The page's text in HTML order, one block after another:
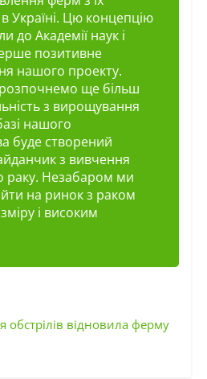
Україні. Цю концепцію
до Академії наук і
позитивне
нашого проекту.
ще більш
з вирощування
нашого
буде створений
з вивчення
раку. Незабаром ми
на ринок з раком
і високим
обстрілів відновила ферму